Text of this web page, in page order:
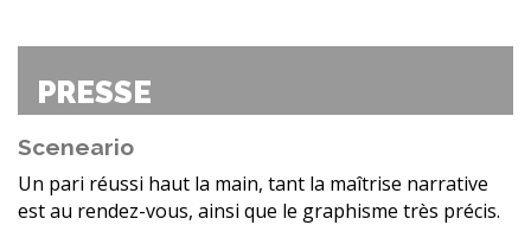
PRESSE
Sceneario
Un pari réussi haut la main, tant la maîtrise narrative
est au rendez-vous, ainsi que le graphisme très précis.